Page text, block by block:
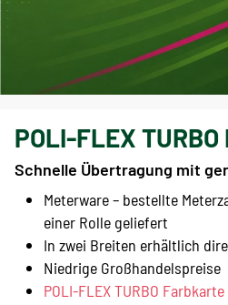
POLI-FLEX
Schnelle Übertragung mit
Meterware – bestellte
einer Rolle geliefert
In zwei Breiten erhältlich
Niedrige Großhandelspreise
POLI-FLEX TURBO Farbkarte